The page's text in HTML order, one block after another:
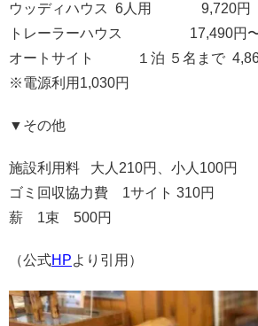
ウッディハウス 6人用 9,720円
トレーラーハウス 17,490円
オートサイト １泊 ５名まで
※電源利用1,030円
▼その他
施設利用料 大人210円、小人100円
ゴミ回収協力費 1サイト 310円
薪 1束 500円
（公式HPより引用）